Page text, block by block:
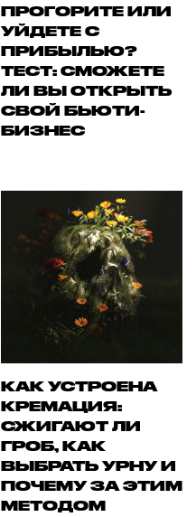
ПРОГОРИТЕ ИЛИ
УЙДЕТЕ С
ПРИБЫЛЬЮ?
ТЕСТ: СМОЖЕТЕ
ЛИ ВЫ ОТКРЫТЬ
СВОЙ БЬЮТИ-
БИЗНЕС
КАК УСТРОЕНА
КРЕМАЦИЯ:
СЖИГАЮТ ЛИ
ГРОБ, КАК
ВЫБРАТЬ УРНУ И
ПОЧЕМУ ЗА ЭТИМ
МЕТОДОМ